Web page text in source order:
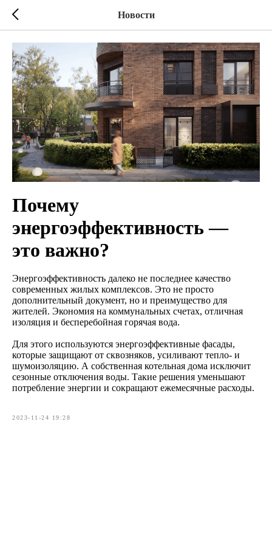
Новости
Почему
энергоэффективность —
это важно?
Энергоэффективность далеко не последнее качество
современных жилых комплексов. Это не просто
дополнительный документ, но и преимущество для
жителей. Экономия на коммунальных счетах, отличная
изоляция и бесперебойная горячая вода.
Для этого используются энергоэффективные фасады,
которые защищают от сквозняков, усиливают тепло- и
шумоизоляцию. А собственная котельная дома исключит
сезонные отключения воды. Такие решения уменьшают
потребление энергии и сокращают ежемесячные расходы.
2023-11-24 19:28